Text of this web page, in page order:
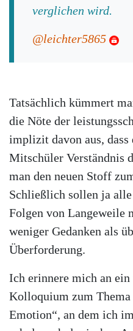
verglichen wird.
@leichter5865
Tatsächlich kümmert
die Nöte der
implizit davon aus, dass
Mitschüler Verständnis
man den neuen Stoff
Schließlich sollen ja
Folgen von Langeweile
weniger Gedanken als
Überforderung.
Ich erinnere mich an
Kolloquium zum
Emotion“, an dem ich